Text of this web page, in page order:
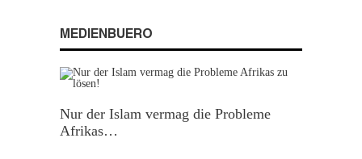
MEDIENBUERO
Nur der Islam vermag die Probleme
Afrikas…